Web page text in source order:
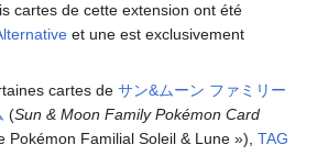
cartes de cette extension ont été
et une est exclusivement
cartes de サン&ムーン ファミリー
(Sun & Moon Family Pokémon Card
Pokémon Familial Soleil & Lune ») TAG